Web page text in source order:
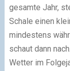
gesamte Jahr,
Schale einen
mindestens
schaut dann
Wetter im